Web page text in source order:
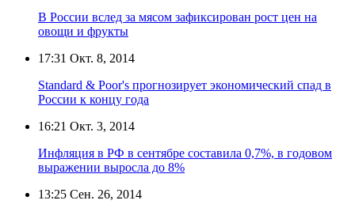
В России вслед за мясом зафиксирован рост цен на
овощи и фрукты
17:31 Окт. 8, 2014
Standard & Poor's прогнозирует экономический спад в
России к концу года
16:21 Окт. 3, 2014
Инфляция в РФ в сентябре составила 0,7%, в годовом
выражении выросла до 8%
13:25 Сен. 26, 2014